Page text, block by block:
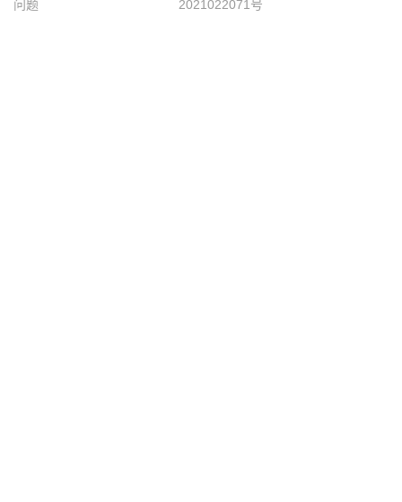
问题
2021022071号